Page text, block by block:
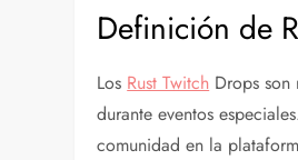
Definición de
Los Rust Twitch Drops son
durante eventos
comunidad en la